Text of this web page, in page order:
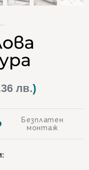
лв.)
Безплатен
монтаж